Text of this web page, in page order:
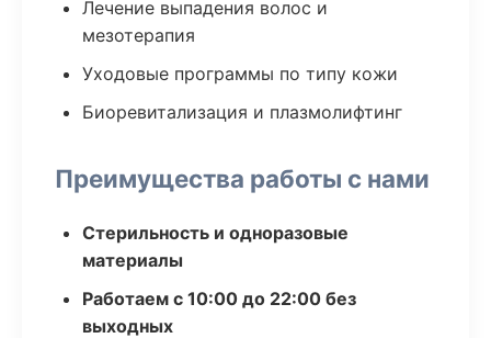
Лечение выпадения волос и
мезотерапия
Уходовые программы по типу кожи
Биоревитализация и плазмолифтинг
Преимущества работы с нами
Стерильность и одноразовые
материалы
Работаем с 10:00 до 22:00 без
выходных